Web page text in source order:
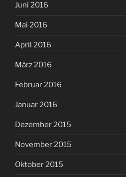
Juni 2016
Mai 2016
April 2016
März 2016
Februar 2016
Januar 2016
Dezember 2015
November 2015
Oktober 2015